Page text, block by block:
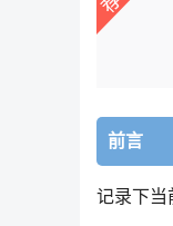
前言
记录下当